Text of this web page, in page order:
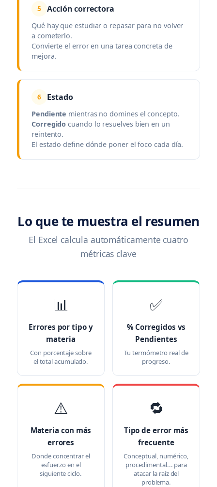
5 Acción correctora
Qué hay que estudiar o repasar para no volver
a cometerlo.
Convierte el error en una tarea concreta de
mejora.
6 Estado
Pendiente mientras no domines el concepto.
Corregido cuando lo resuelves bien en un
reintento.
El estado define dónde poner el foco cada día.
Lo que te muestra el resumen
El Excel calcula automáticamente cuatro
métricas clave
📊
Errores por tipo y
materia
Con porcentaje sobre
el total acumulado.
✅
% Corregidos vs
Pendientes
Tu termómetro real de
progreso.
⚠️
Materia con más
errores
Donde concentrar el
esfuerzo en el
siguiente ciclo.
🔁
Tipo de error más
frecuente
Conceptual, numérico,
procedimental... para
atacar la raíz del
problema.